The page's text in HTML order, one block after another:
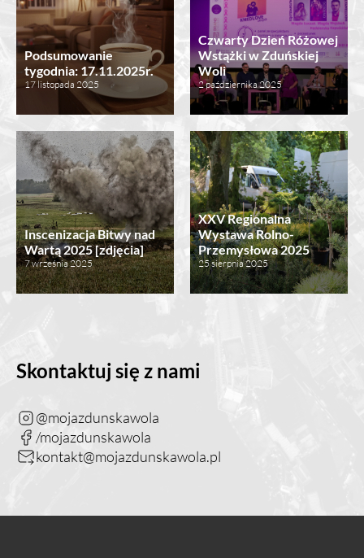
Podsumowanie
tygodnia: 17.11.2025r.
17 listopada 2025
Czwarty Dzień Różowej
Wstążki w Zduńskiej
Woli
2 października 2025
Inscenizacja Bitwy nad
Wartą 2025 [zdjęcia]
7 września 2025
XXV Regionalna
Wystawa Rolno-
Przemysłowa 2025
25 sierpnia 2025
Skontaktuj się z nami
@mojazdunskawola
/mojazdunskawola
kontakt@mojazdunskawola.pl